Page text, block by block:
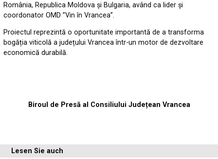
România, Republica Moldova și Bulgaria, având ca lider și
coordonator OMD ”Vin în Vrancea”.
Proiectul reprezintă o oportunitate importantă de a transforma
bogăția viticolă a județului Vrancea într-un motor de dezvoltare
economică durabilă.
Biroul de Presă al Consiliului Județean Vrancea
Lesen Sie auch